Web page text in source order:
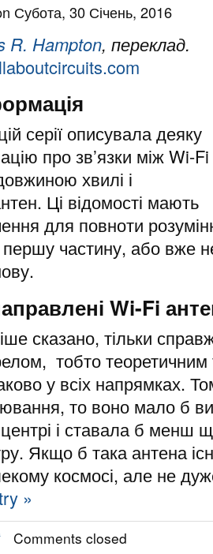
Субота, 30 Січень, 2016
R. Hampton, переклад.
серії описувала деяку
про зв’язки між Wi-Fi
хвилі і
Ці відомості мають
для повноти
частину, або вже
Wi-Fi
сказано, тільки
тобто
у всіх напрямках.
то воно мало б
і ставала б менш
Якщо б така антена
космосі, але не
»
Comments closed